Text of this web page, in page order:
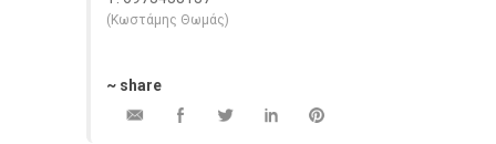
(Κωστάμης Θωμάς)
~ share